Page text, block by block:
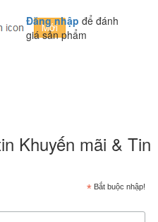
Đăng nhập để đánh
giá sản phẩm
Khuyến mãi & Tin
* Bắt buộc nhập!